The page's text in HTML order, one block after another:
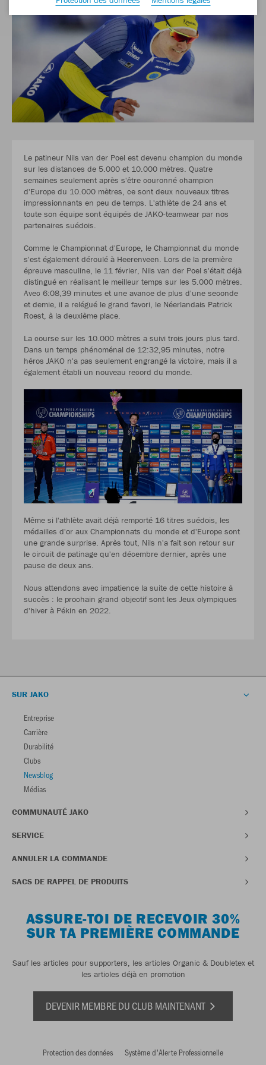
Le patineur Nils van der Poel est devenu champion du monde
sur les distances de 5.000 et 10.000 mètres. Quatre
semaines seulement après s'être couronné champion
d'Europe du 10.000 mètres, ce sont deux nouveaux titres
impressionnants en peu de temps. L'athlète de 24 ans et
toute son équipe sont équipés de JAKO-teamwear par nos
partenaires suédois.
Comme le Championnat d'Europe, le Championnat du monde
s'est également déroulé à Heerenveen. Lors de la première
épreuve masculine, le 11 février, Nils van der Poel s'était déjà
distingué en réalisant le meilleur temps sur les 5.000 mètres.
Avec 6:08,39 minutes et une avance de plus d'une seconde
et demie, il a relégué le grand favori, le Néerlandais Patrick
Roest, à la deuxième place.
La course sur les 10.000 mètres a suivi trois jours plus tard.
Dans un temps phénoménal de 12:32,95 minutes, notre
héros JAKO n'a pas seulement engrangé la victoire, mais il a
également établi un nouveau record du monde.
Même si l'athlète avait déjà remporté 16 titres suédois, les
médailles d'or aux Championnats du monde et d'Europe sont
une grande surprise. Après tout, Nils n'a fait son retour sur
le circuit de patinage qu'en décembre dernier, après une
pause de deux ans.
Nous attendons avec impatience la suite de cette histoire à
succès : le prochain grand objectif sont les Jeux olympiques
d'hiver à Pékin en 2022.
SUR JAKO
Entreprise
Carrière
Durabilité
Clubs
Newsblog
Médias
COMMUNAUTÉ JAKO
SERVICE
ANNULER LA COMMANDE
SACS DE RAPPEL DE PRODUITS
ASSURE-TOI DE RECEVOIR 30%
SUR TA PREMIÈRE COMMANDE
Sauf les articles pour supporters, les articles Organic & Doubletex et
les articles déjà en promotion
DEVENIR MEMBRE DU CLUB MAINTENANT
Protection des données
Système d'Alerte Professionnelle